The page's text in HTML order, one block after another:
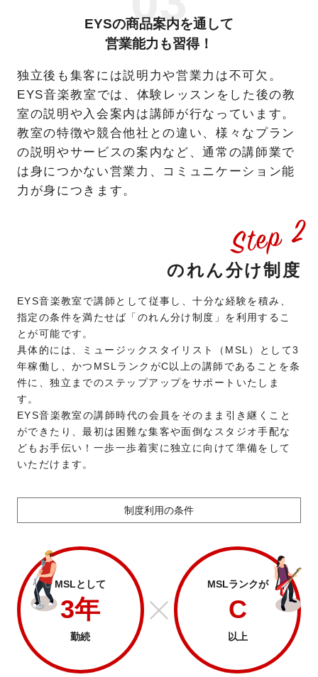
EYSの商品案内を通して
営業能力も習得！
独立後も集客には説明力や営業力は不可欠。
EYS音楽教室では、体験レッスンをした後の教
室の説明や入会案内は講師が行なっています。
教室の特徴や競合他社との違い、様々なプラン
の説明やサービスの案内など、通常の講師業で
は身につかない営業力、コミュニケーション能
力が身につきます。
のれん分け制度
EYS音楽教室で講師として従事し、十分な経験を積み、
指定の条件を満たせば「のれん分け制度」を利用するこ
とが可能です。
具体的には、ミュージックスタイリスト（MSL）として3
年稼働し、かつMSLランクがC以上の講師であることを条
件に、独立までのステップアップをサポートいたしま
す。
EYS音楽教室の講師時代の会員をそのまま引き継くこと
ができたり、最初は困難な集客や面倒なスタジオ手配な
どもお手伝い！一歩一歩着実に独立に向けて準備をして
いただけます。
制度利用の条件
MSLとして
3年
勤続
MSLランクが
C
以上